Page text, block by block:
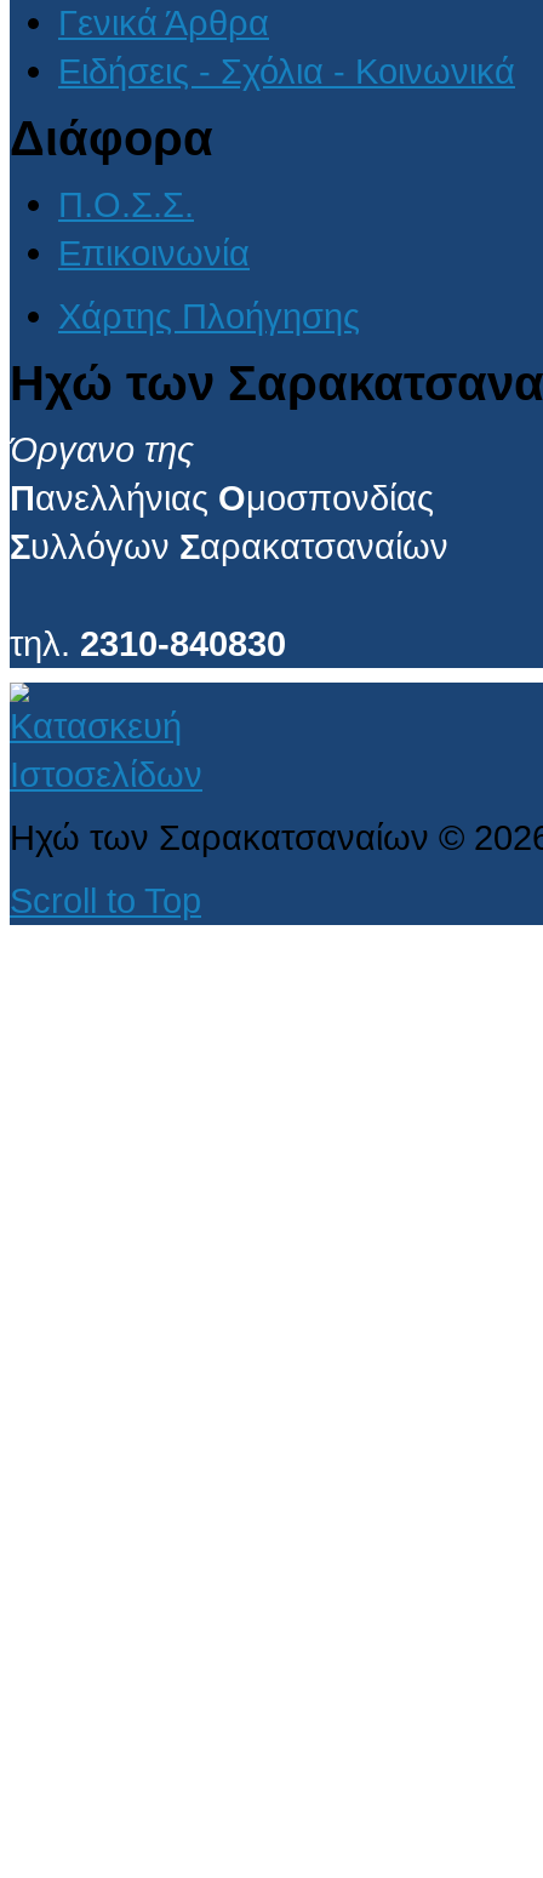
Γενικά Άρθρα
Ειδήσεις - Σχόλια - Κοινωνικά
Διάφορα
Π.Ο.Σ.Σ.
Επικοινωνία
Χάρτης Πλοήγησης
Ηχώ των
Όργανο της
Πανελλήνιας Ομοσπονδίας
Συλλόγων Σαρακατσαναίων
τηλ. 2310-840830
Ηχώ των Σαρακατσαναίων ©
Scroll to Top